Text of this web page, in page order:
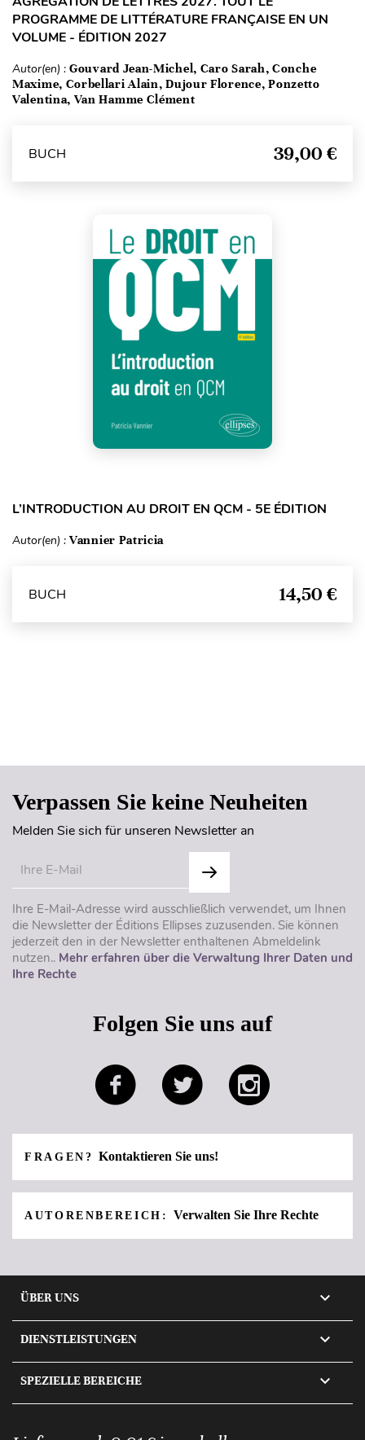
PROGRAMME DE LITTÉRATURE FRANÇAISE EN UN
VOLUME - ÉDITION 2027
Autor(en) : Gouvard Jean-Michel, Caro Sarah, Conche
Maxime, Corbellari Alain, Dujour Florence, Ponzetto
Valentina, Van Hamme Clément
BUCH 39,00 €
L’INTRODUCTION AU DROIT EN QCM - 5E ÉDITION
Autor(en) : Vannier Patricia
BUCH 14,50 €
Verpassen Sie keine Neuheiten
Melden Sie sich für unseren Newsletter an
Ihre E-Mail-Adresse wird ausschließlich verwendet, um Ihnen
die Newsletter der Éditions Ellipses zuzusenden. Sie können
jederzeit den in der Newsletter enthaltenen Abmeldelink
nutzen.. Mehr erfahren über die Verwaltung Ihrer Daten und
Ihre Rechte
Folgen Sie uns auf
FRAGEN?Kontaktieren Sie uns!
AUTORENBEREICH: Verwalten Sie Ihre Rechte
ÜBER UNS 
DIENSTLEISTUNGEN 
SPEZIELLE BEREICHE 